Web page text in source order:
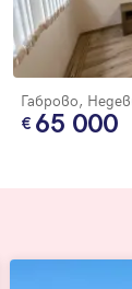
Габрово,
65 000